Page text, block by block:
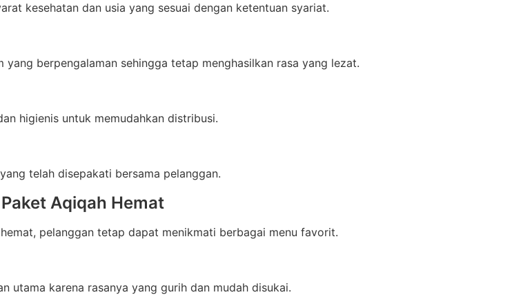
kesehatan dan usia yang sesuai dengan ketentuan syariat.
berpengalaman sehingga tetap menghasilkan rasa yang lezat.
higienis untuk memudahkan distribusi.
telah disepakati bersama pelanggan.
Aqiqah Hemat
pelanggan tetap dapat menikmati berbagai menu favorit.
utama karena rasanya yang gurih dan mudah disukai.